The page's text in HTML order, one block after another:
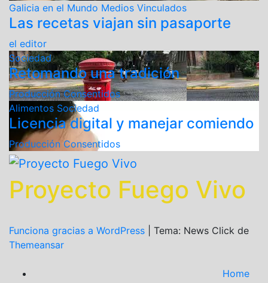
Galicia en el Mundo Medios Vinculados
Las recetas viajan sin pasaporte
el editor
Sociedad
Retomando una tradición
Producción Consentidos
Alimentos Sociedad
Licencia digital y manejar comiendo
Producción Consentidos
Proyecto Fuego Vivo
Funciona gracias a WordPress
Tema: News Click de
Themeansar
Home